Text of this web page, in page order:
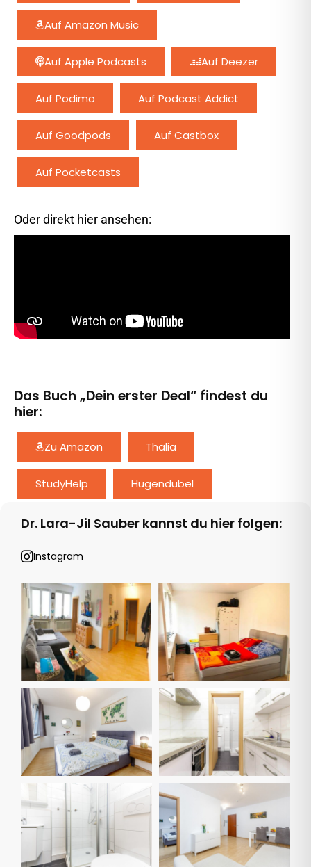
Auf Amazon Music
Auf Apple Podcasts Auf Deezer
Auf Podimo Auf Podcast Addict
Auf Goodpods Auf Castbox
Auf Pocketcasts
Oder direkt hier ansehen:
Das Buch „Dein erster Deal“ findest du
hier:
Zu Amazon Thalia
StudyHelp Hugendubel
Dr. Lara-Jil Sauber kannst du hier folgen:
Instagram
Instagram